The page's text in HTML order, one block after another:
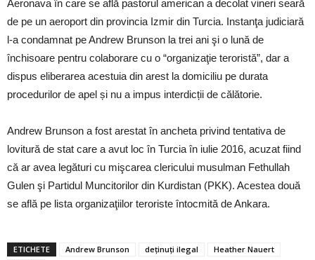
Aeronava în care se află pastorul american a decolat vineri seară
de pe un aeroport din provincia Izmir din Turcia. Instanţa judiciară
l-a condamnat pe Andrew Brunson la trei ani şi o lună de
închisoare pentru colaborare cu o “organizaţie teroristă”, dar a
dispus eliberarea acestuia din arest la domiciliu pe durata
procedurilor de apel și nu a impus interdicții de călătorie.
Andrew Brunson a fost arestat în ancheta privind tentativa de
lovitură de stat care a avut loc în Turcia în iulie 2016, acuzat fiind
că ar avea legături cu mişcarea clericului musulman Fethullah
Gulen şi Partidul Muncitorilor din Kurdistan (PKK). Acestea două
se află pe lista organizaţiilor teroriste întocmită de Ankara.
ETICHETE Andrew Brunson deținuți ilegal
Heather Nauert